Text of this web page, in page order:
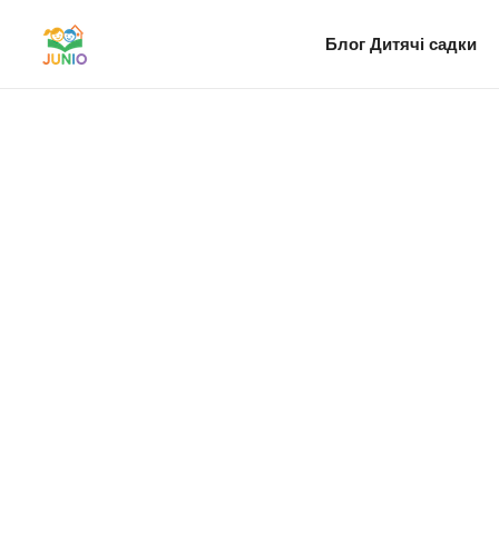
Блог Дитячі садки